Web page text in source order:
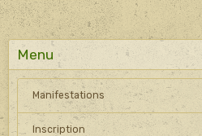
Menu
Manifestations
Inscription